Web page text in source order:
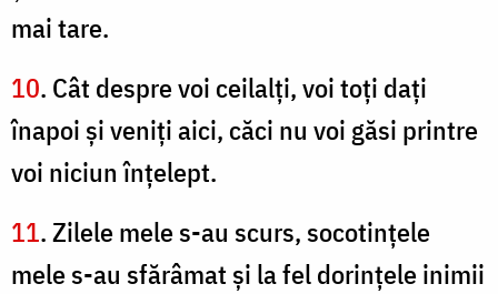
mai tare.
10. Cât despre voi ceilalţi, voi toţi daţi
înapoi şi veniţi aici, căci nu voi găsi printre
voi niciun înţelept.
11. Zilele mele s-au scurs, socotinţele
mele s-au sfărâmat şi la fel dorinţele inimii